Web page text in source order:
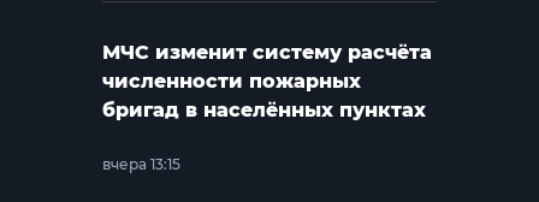
МЧС изменит систему расчёта
численности пожарных
бригад в населённых пунктах
вчера 13:15